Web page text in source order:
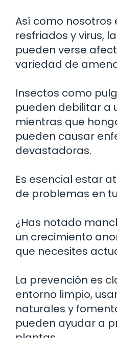
Así como
resfriados y virus,
pueden verse
variedad de
Insectos como
pueden debilitar a
mientras que
pueden causar
devastadoras.
Es esencial estar
de problemas en
¿Has notado
un crecimiento
que necesites
La prevención es
entorno limpio,
naturales y
pueden ayudar a